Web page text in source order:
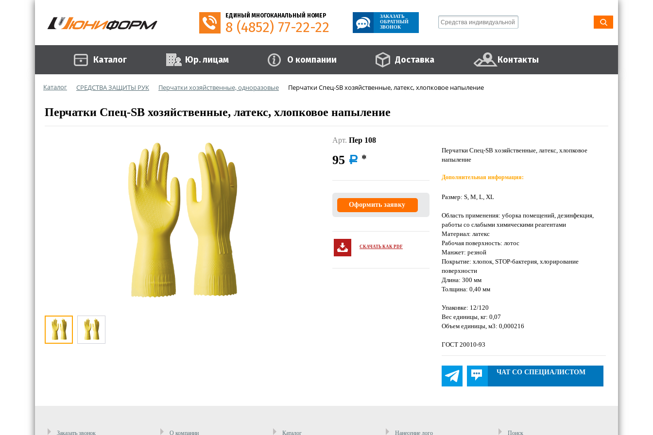
ЕДИНЫЙ МНОГОКАНАЛЬНЫЙ НОМЕР
8 (4852) 77-22-22
ЗАКАЗАТЬ
ОБРАТНЫЙ
ЗВОНОК
Каталог Юр. лицам О компании Доставка Контакты
Каталог СРЕДСТВА ЗАЩИТЫ РУК Перчатки хозяйственные, одноразовые Перчатки Спец-SB хозяйственные, латекс, хлопковое напыление
Перчатки Спец-SB хозяйственные, латекс, хлопковое напыление
Арт. Пер 108
95 a
Оформить заявку
СКАЧАТЬ КАК PDF
Перчатки Спец-SB хозяйственные, латекс, хлопковое
напыление
Дополнительная информация:
Размер: S, M, L, XL
Область применения: уборка помещений, дезинфекция,
работы со слабыми химическими реагентами
Материал: латекс
Рабочая поверхность: лотос
Манжет: резной
Покрытие: хлопок, STOP-бактерия, хлорирование
поверхности
Длина: 300 мм
Толщина: 0,40 мм
Упаковке: 12/120
Вес единицы, кг: 0,07
Объем единицы, м3: 0,000216
ГОСТ 20010-93
ЧАТ СО СПЕЦИАЛИСТОМ
Заказать звонок О компании Каталог Нанесение лого Поиск